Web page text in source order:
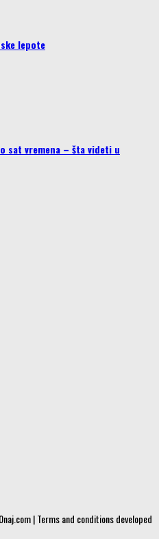
lepote
sat vremena – šta videti u
| Terms and conditions developed